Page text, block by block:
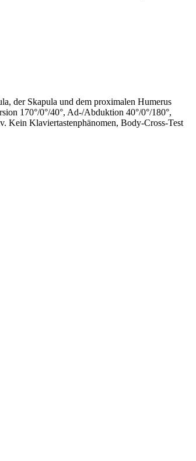
der Skapula und dem proximalen Humerus
170°/0°/40°, Ad-/Abduktion 40°/0°/180°,
Kein Klaviertastenphänomen, Body-Cross-Test